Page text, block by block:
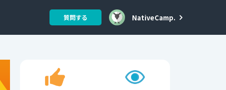
質問する NativeCamp.